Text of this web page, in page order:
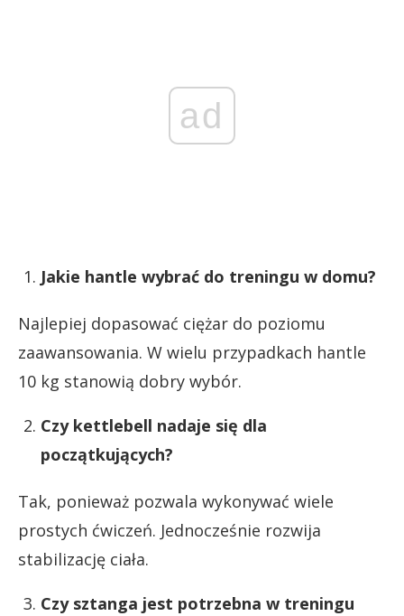
ad
Jakie hantle wybrać do treningu w domu?
Najlepiej dopasować ciężar do poziomu
zaawansowania. W wielu przypadkach hantle
10 kg stanowią dobry wybór.
Czy kettlebell nadaje się dla
początkujących?
Tak, ponieważ pozwala wykonywać wiele
prostych ćwiczeń. Jednocześnie rozwija
stabilizację ciała.
Czy sztanga jest potrzebna w treningu